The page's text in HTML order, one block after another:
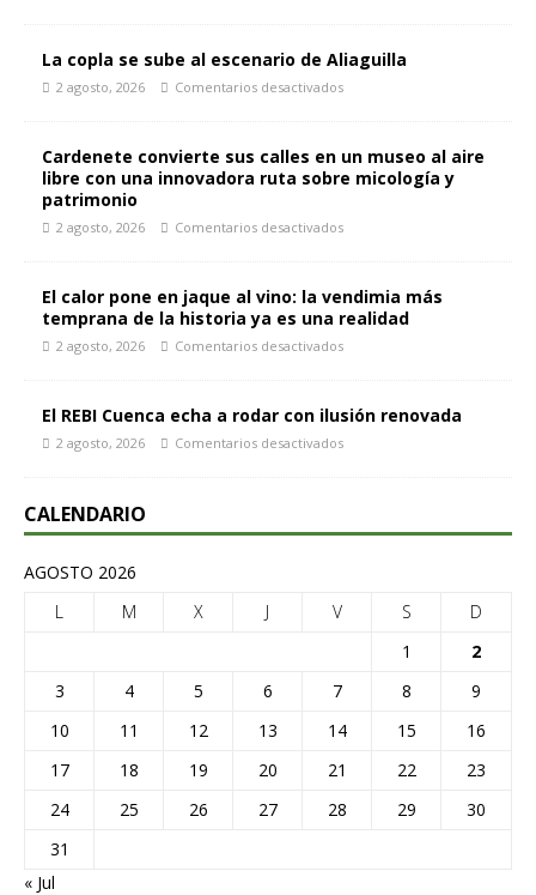
La copla se sube al escenario de Aliaguilla
2 agosto, 2026 Comentarios desactivados
Cardenete convierte sus calles en un museo al aire
libre con una innovadora ruta sobre micología y
patrimonio
2 agosto, 2026 Comentarios desactivados
El calor pone en jaque al vino: la vendimia más
temprana de la historia ya es una realidad
2 agosto, 2026 Comentarios desactivados
El REBI Cuenca echa a rodar con ilusión renovada
2 agosto, 2026 Comentarios desactivados
CALENDARIO
AGOSTO 2026
L
M X J V S
D
1
2
3
4 5 6 7 8
9
10
11 12 13 14 15
16
17
18 19 20 21 22
23
24
25 26 27 28 29
30
31
« Jul